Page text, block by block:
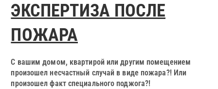
ЭКСПЕРТИЗА ПОСЛЕ
ПОЖАРА
С вашим домом, квартирой или другим помещением
произошел несчастный случай в виде пожара?! Или
произошел факт специального поджога?!